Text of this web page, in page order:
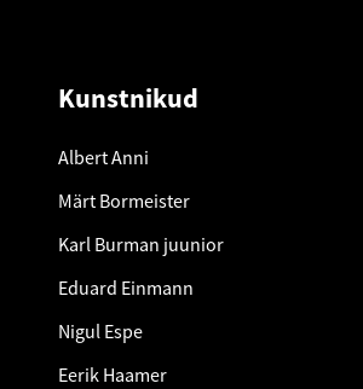
Kunstnikud
Albert Anni
Märt Bormeister
Karl Burman juunior
Eduard Einmann
Nigul Espe
Eerik Haamer